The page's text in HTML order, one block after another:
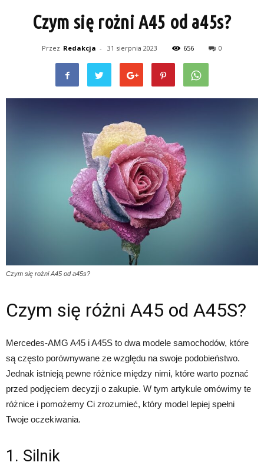
Czym się rożni A45 od a45s?
Przez Redakcja - 31 sierpnia 2023 656 0
Czym się rożni A45 od a45s?
Czym się różni A45 od A45S?
Mercedes-AMG A45 i A45S to dwa modele samochodów, które
są często porównywane ze względu na swoje podobieństwo.
Jednak istnieją pewne różnice między nimi, które warto poznać
przed podjęciem decyzji o zakupie. W tym artykule omówimy te
różnice i pomożemy Ci zrozumieć, który model lepiej spełni
Twoje oczekiwania.
1. Silnik